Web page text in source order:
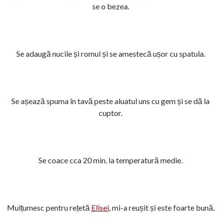
se o bezea.
Se adaugă nucile și romul și se amestecă ușor cu spatula.
Se așează spuma în tavă peste aluatul uns cu gem și se dă la
cuptor.
Se coace cca 20 min. la temperatură medie.
Mulțumesc pentru rețetă Elisei, mi-a reușit și este foarte bună.